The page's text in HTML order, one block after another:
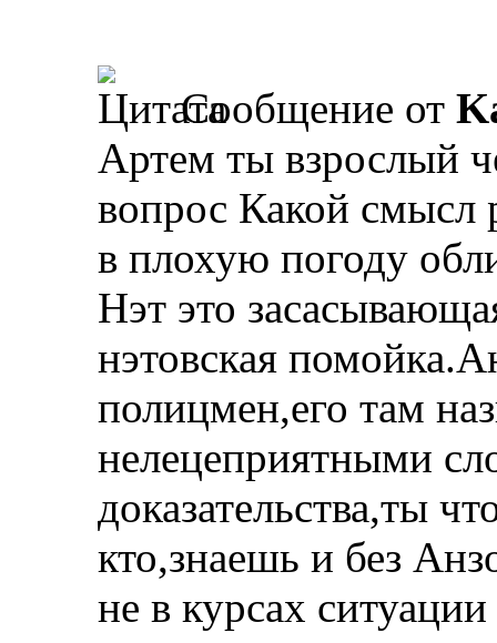
Сообщение от
Артем ты взрослый
вопрос Какой смысл
в плохую погоду
Нэт это
нэтовская
полицмен,его там
нелецеприятными
доказательства,ты
кто,знаешь и без
не в курсах